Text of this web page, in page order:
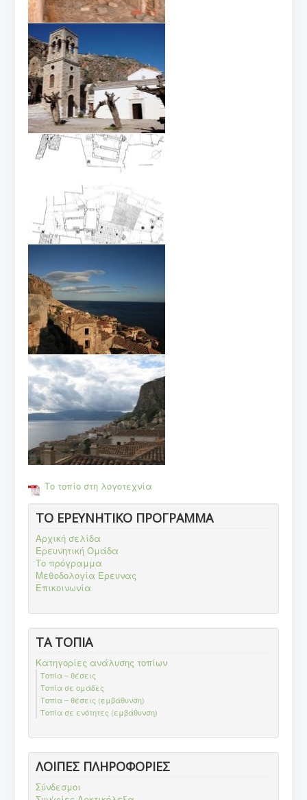
Το τοπίο στη λογοτεχνία
ΤΟ ΕΡΕΥΝΗΤΙΚΟ ΠΡΟΓΡΑΜΜΑ
Αρχική σελίδα
Ερευνητική Ομάδα
Το πρόγραμμα
Μεθοδολογία Έρευνας
Επικοινωνία
ΤΑ ΤΟΠΙΑ
Κατηγορίες ανάλυσης τοπίων
Τοπία – θέσεις
Τοπία σε ομάδες
Τοπία – θέσεις (εμβάθυνση)
Τοπία σε ενότητες (εμβάθυνση)
ΛΟΙΠΕΣ ΠΛΗΡΟΦΟΡΙΕΣ
Σύνδεσμοι